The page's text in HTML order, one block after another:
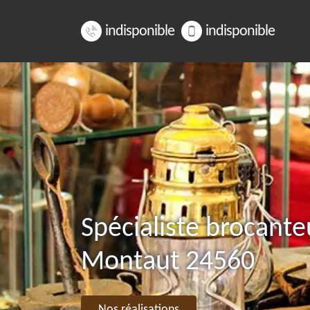
indisponible indisponible
Spécialiste
Montaut 24560